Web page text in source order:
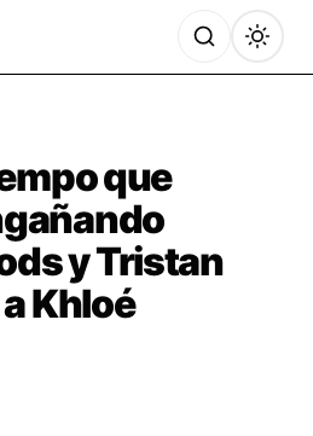
que
y Tristan
Khloé